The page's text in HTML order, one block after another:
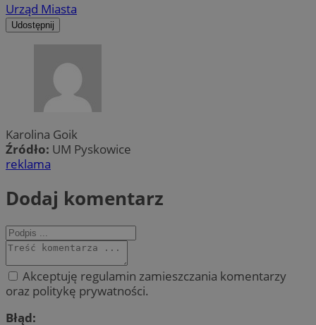
Urząd Miasta
Udostępnij
Karolina Goik
Źródło: UM Pyskowice
reklama
Dodaj komentarz
Akceptuję regulamin zamieszczania komentarzy
oraz politykę prywatności.
Błąd: